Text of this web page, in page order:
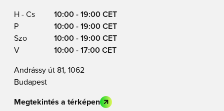
H - Cs
10:00 - 19:00 CET
P
10:00 - 19:00 CET
Szo
10:00 - 19:00 CET
V
10:00 - 17:00 CET
Andrássy út 81, 1062
Budapest
Megtekintés a térképen